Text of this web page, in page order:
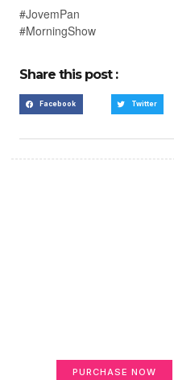
#JovemPan
#MorningShow
Share this post :
Facebook Twitter
PURCHASE NOW